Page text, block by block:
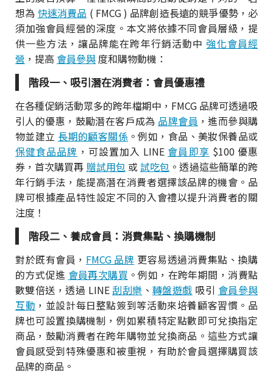
想為 快速消費品 ( FMCG ) 品牌創造長遠的競爭優勢，必
須加強會員經營的深度。本文將依據不同會員層級，提
供一些方法，讓品牌能在跨年行銷活動中 強化會員經
營 ，提高 會員參與度和購物動機：
階段一、吸引潛在消費者：會員優惠禮
在各種促銷活動眾多的跨年檔期中，FMCG 品牌可透過吸
引人的優惠，鼓勵潛在客戶成為 品牌會員 ，進而參與購
物並建立 長期的顧客關係 。例如，食品、美妝保養品或
保健食品品牌 ，可設置加入 LINE 會員即享 $100 優惠
券，首次購買再 贈試用包 或試吃包 。透過這些簡單的跨
年行銷手法，能提高潛在消費者選擇該品牌的機會。品
牌可根據產品特性設定不同的入會禮以提升消費者的關
注度！
階段二、養成會員：消費集點、換購機制
對於既有會員， FMCG 品牌 更容易透過消費集點、換購
的方式促進 會員再次購買 。例如，在跨年期間，消費點
數雙倍送，透過 LINE 刮刮樂 、 轉盤遊戲 吸引 會員參與
互動 ，並設計每日整點簽到等活動來培養顧客習慣。品
牌也可設置換購機制，例如累積特定點數即可兌換指定
商品，鼓勵消費者在跨年購物並兌換商品。這些方式讓
會員感受到特殊優惠和被重視，有助於會員選擇購買該
品牌的商品。